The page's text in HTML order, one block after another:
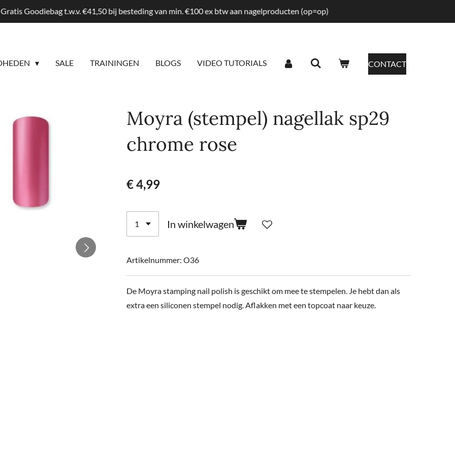
Goodiebag t.w.v. €41,50 bij besteding van min. €100 ex btw aan nagelproducten (op=op)
SALE TRAININGEN BLOGS VIDEO TUTORIALS CONTACT
Moyra (stempel) nagellak sp29
chrome rose
€ 4,99
In winkelwagen
Artikelnummer: O36
De Moyra stamping nail polish is geschikt om mee te stempelen. Je hebt dan als
extra een siliconen stempel nodig. Aflakken met een topcoat naar keuze.